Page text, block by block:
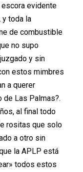
evidente
y toda la
de combustible
no supo
y sin
estos mimbres
a querer
de Las Palmas?.
al final todo
rositas que solo
a otro sin
la APLP está
todos estos